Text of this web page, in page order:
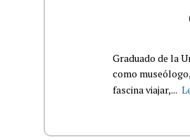
Graduado de la
como
fascina viajar,...